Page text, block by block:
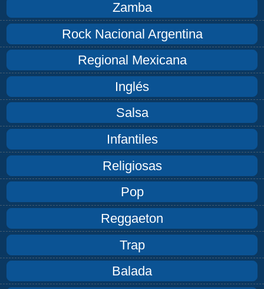
Zamba
Rock Nacional Argentina
Regional Mexicana
Inglés
Salsa
Infantiles
Religiosas
Pop
Reggaeton
Trap
Balada